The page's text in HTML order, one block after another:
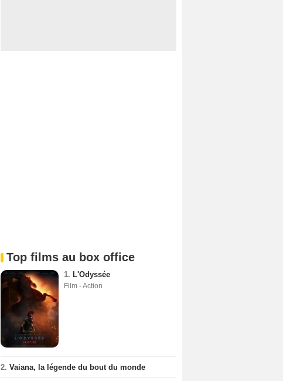
Top films au box office
1. L'Odyssée
Film - Action
2. Vaiana, la légende du bout du monde